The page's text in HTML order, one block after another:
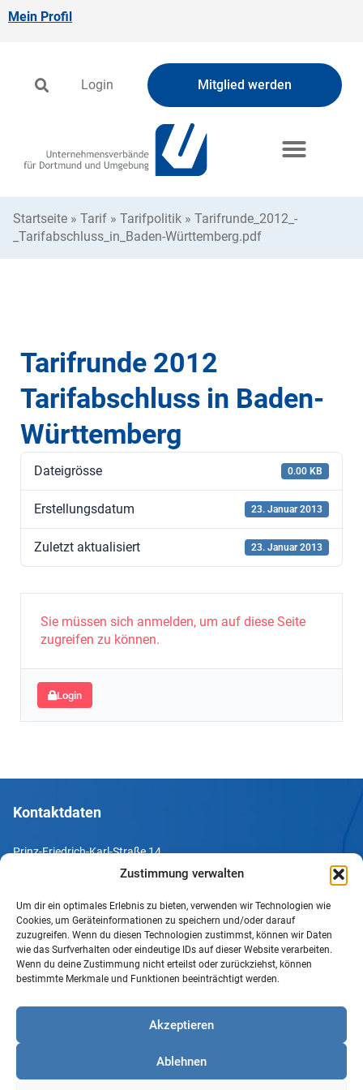
Zustimmung verwalten
Um dir ein optimales Erlebnis zu bieten, verwenden wir Technologien wie
Cookies, um Geräteinformationen zu speichern und/oder darauf
zuzugreifen. Wenn du diesen Technologien zustimmst, können wir Daten
wie das Surfverhalten oder eindeutige IDs auf dieser Website verarbeiten.
Wenn du deine Zustimmung nicht erteilst oder zurückziehst, können
bestimmte Merkmale und Funktionen beeinträchtigt werden.
Akzeptieren
Ablehnen
Mein Profil
Login Mitglied werden
Startseite » Tarif » Tarifpolitik » Tarifrunde_2012_-
_Tarifabschluss_in_Baden-Württemberg.pdf
Tarifrunde 2012
Tarifabschluss in Baden-
Württemberg
Dateigrösse 0.00 KB
Erstellungsdatum 23. Januar 2013
Zuletzt aktualisiert 23. Januar 2013
Sie müssen sich anmelden, um auf diese Seite
zugreifen zu können.
Login
Kontaktdaten
Prinz-Friedrich-Karl-Straße 14
Tel. +49 231 952052-10
Fax +49 231 952052-60
e-Mail info@uv-do.de
Internet www.uv-do.de
Impressum